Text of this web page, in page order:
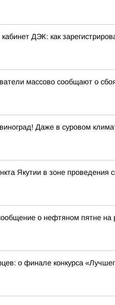
ДЭК: как
массово сообщают о
Даже в суровом
Якутии в зоне
о нефтяном пятне на
о финале конкурса